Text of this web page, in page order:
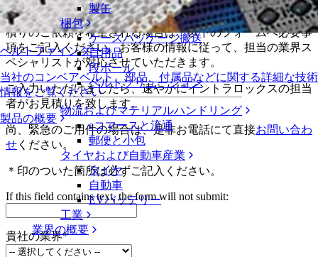
ベルトファインダー
当社のコンベアベルト、部品、付属品などに関する詳細な技術
情報をご覧ください
製品の概要
製缶
梱包
ケースパッケージ搬送
日用品
段ボール
ベルトソリューション
物流およびマテリアルハンドリング
eコマースと流通
郵便と小包
タイヤおよび自動車産業
タイヤ
自動車
EVバッテリー
工業
業界の概要
イントラロックスの製品またはサービスに関しまして、お見
積りのご依頼を希望される場合は、以下のフォームへ必要事
項をご記入ください。お客様の情報に従って、担当の業界ス
ペシャリストが対応させていただきます。
ご入力いただけましたら、速やかにイントラロックスの担当
者がお見積りを致します。
尚、緊急のご用件の場合は、是非お電話にて直接お問い合わ
せ ください。
＊印のついた箇所は必ずご記入ください。
If this field contains text, the form will not submit:
貴社の業界*